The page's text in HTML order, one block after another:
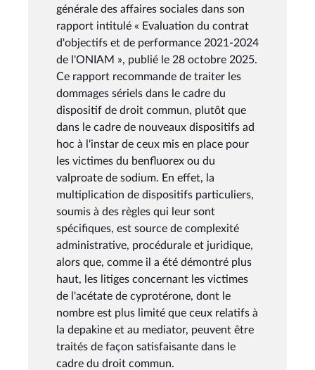
générale des affaires sociales dans son
rapport intitulé « Evaluation du contrat
d'objectifs et de performance 2021-2024
de l'ONIAM », publié le 28 octobre 2025.
Ce rapport recommande de traiter les
dommages sériels dans le cadre du
dispositif de droit commun, plutôt que
dans le cadre de nouveaux dispositifs ad
hoc à l'instar de ceux mis en place pour
les victimes du benfluorex ou du
valproate de sodium. En effet, la
multiplication de dispositifs particuliers,
soumis à des règles qui leur sont
spécifiques, est source de complexité
administrative, procédurale et juridique,
alors que, comme il a été démontré plus
haut, les litiges concernant les victimes
de l'acétate de cyprotérone, dont le
nombre est plus limité que ceux relatifs à
la depakine et au mediator, peuvent être
traités de façon satisfaisante dans le
cadre du droit commun.